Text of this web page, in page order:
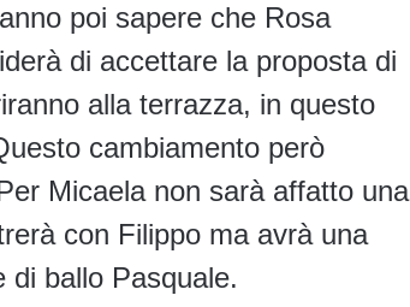
poi sapere che Rosa
di accettare la proposta di
alla terrazza, in questo
cambiamento però
Micaela non sarà affatto una
con Filippo ma avrà una
di ballo Pasquale.